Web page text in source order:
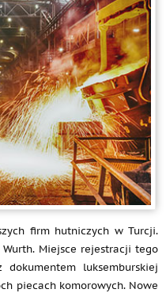
firm hutniczych w Turcji.
Miejsce rejestracji tego
luksemburskiej
piecach komorowych. Nowe